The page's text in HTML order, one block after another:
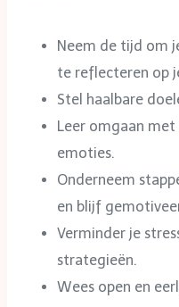
Neem de tijd om
te reflecteren op
Stel haalbare
Leer omgaan
emoties.
Onderneem
en blijf
Verminder je
strategieën.
Wees open en